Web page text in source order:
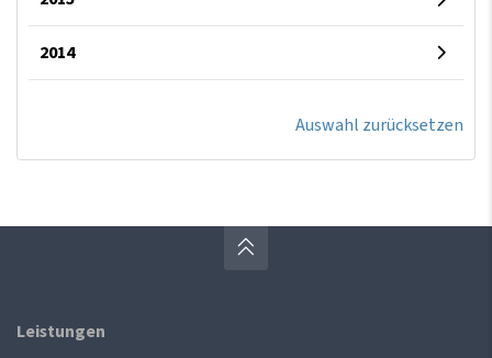
2014
Auswahl zurücksetzen
Leistungen